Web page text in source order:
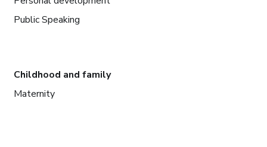
Public Speaking
Childhood and family
Maternity